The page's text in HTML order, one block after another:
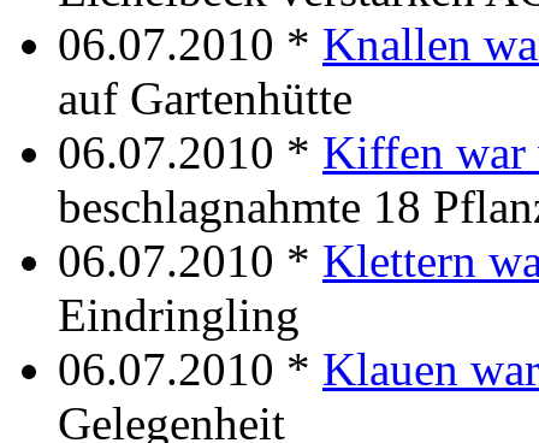
06.07.2010 * Knallen
auf Gartenhütte
06.07.2010 * Kiffen war
beschlagnahmte 18
06.07.2010 * Klettern
Eindringling
06.07.2010 * Klauen
Gelegenheit